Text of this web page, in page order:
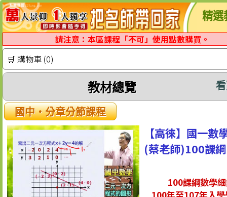
精選
請注意：本區課程「不可」使用點數購買。
🛒 購物車 (0)
教材總覽
國中‧分章分節課程
【高徠】國一數
(蔡老師)100課綱
100課綱數學